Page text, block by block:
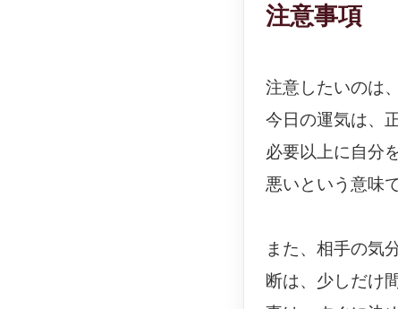
注意事項
注意したいのは
今日の運気は、
必要以上に自分
悪いという意味
また、相手の気
断は、少しだけ